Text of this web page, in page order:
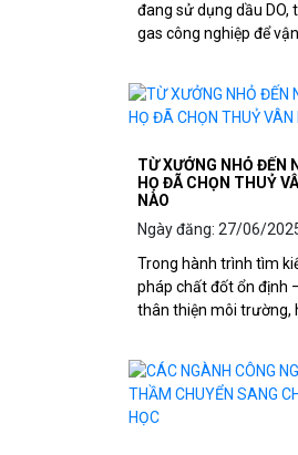
đang sử dụng dầu DO,
gas công nghiệp để
TỪ XƯỞNG NHỎ ĐẾN
HỌ ĐÃ CHỌN THUỶ
NÀO
Ngày đăng: 27/06/
Trong hành trình tìm
pháp chất đốt ổn định
thân thiện môi trường,
Nam đã và đang âm